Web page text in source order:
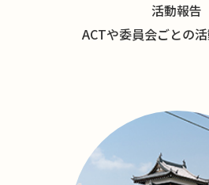
活動報告
ACTや委員会ごとの